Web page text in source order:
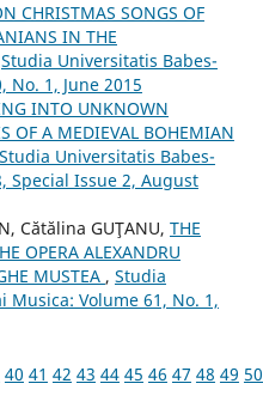
CHRISTMAS SONGS OF
IN THE
Studia Universitatis Babes-
No. 1, June 2015
INTO UNKNOWN
OF A MEDIEVAL BOHEMIAN
Studia Universitatis Babes-
Special Issue 2, August
Cătălina GUŢANU, THE
OPERA ALEXANDRU
MUSTEA , Studia
Musica: Volume 61, No. 1,
40 41 42 43 44 45 46 47 48 49 50